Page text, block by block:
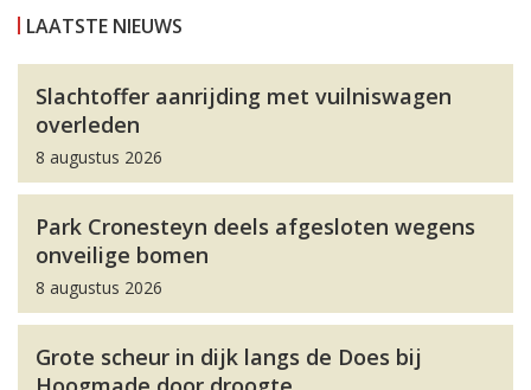
LAATSTE NIEUWS
Slachtoffer aanrijding met vuilniswagen
overleden
8 augustus 2026
Park Cronesteyn deels afgesloten wegens
onveilige bomen
8 augustus 2026
Grote scheur in dijk langs de Does bij